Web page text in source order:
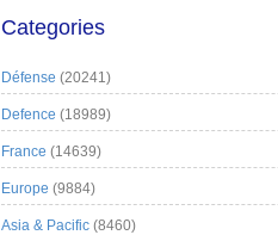
Categories
Défense (20241)
Defence (18989)
France (14639)
Europe (9884)
Asia & Pacific (8460)